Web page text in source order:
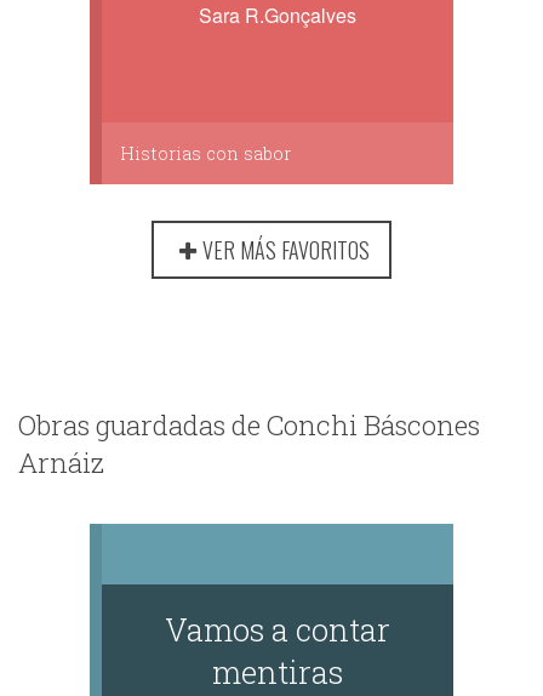
Sara R.Gonçalves
Historias con sabor
VER MÁS FAVORITOS
Obras guardadas de Conchi Báscones
Arnáiz
Vamos a contar
mentiras